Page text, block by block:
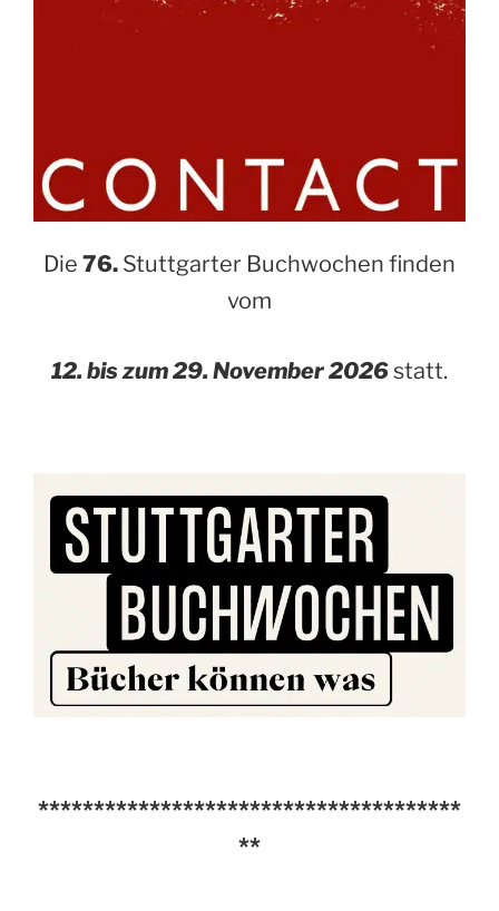
Die 76. Stuttgarter Buchwochen finden
vom
12. bis zum 29. November 2026statt.
**************************************
**